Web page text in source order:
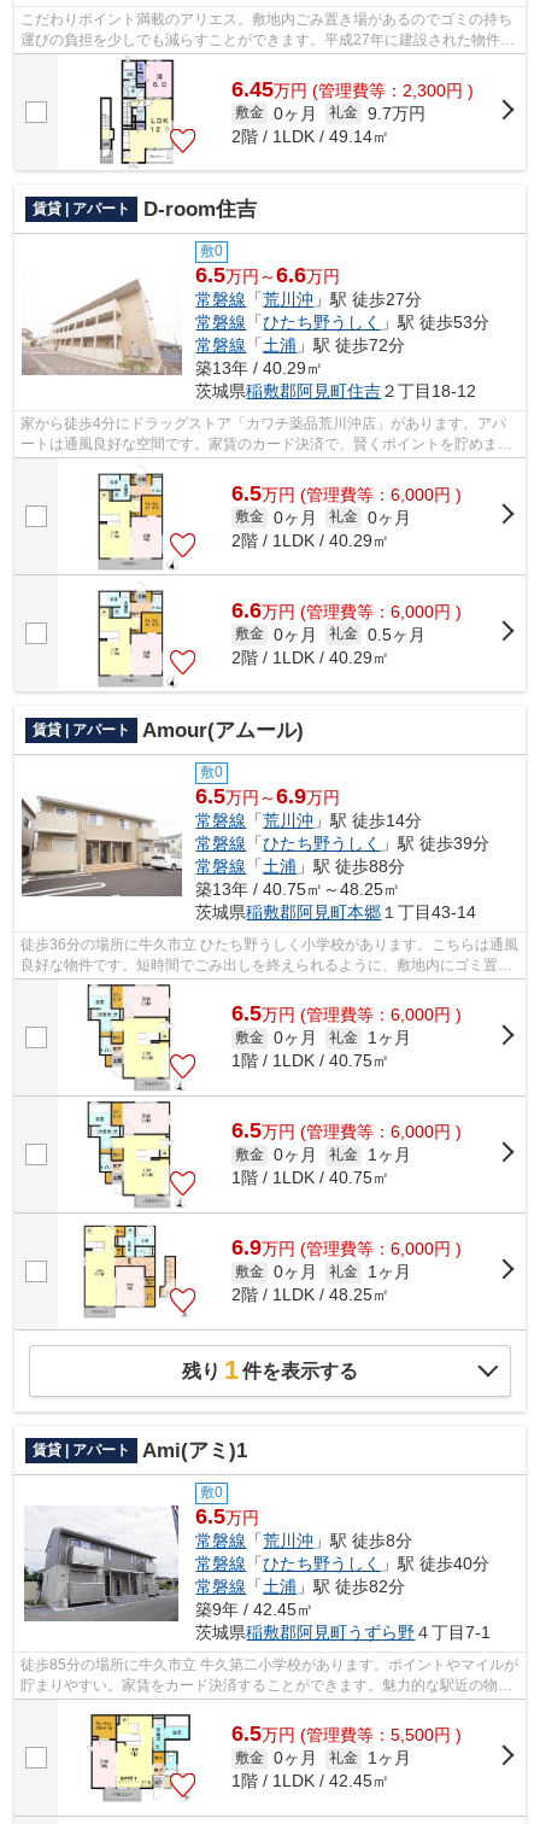
こだわりポイント満載のアリエス。敷地内ごみ置き場があるのでゴミの持ち
運びの負担を少しでも減らすことができます。平成27年に建設された物件で
す。最上階のアパートです。アパート...
6.45万円 (管理費等：2,300円 )
敷金 0ヶ月 礼金 9.7万円
2階 / 1LDK / 49.14㎡
賃貸 | アパート D-room住吉
敷0
6.5万円～6.6万円
常磐線 「荒川沖 」駅 徒歩27分
常磐線 「ひたち野うしく
」駅 徒歩53分
常磐線 「土浦 」駅 徒歩72分
築13年 / 40.29㎡
茨城県稲敷郡阿見町住吉２丁目18-12
家から徒歩4分にドラッグストア「カワチ薬品荒川沖店」があります。アパ
ートは通風良好な空間です。家賃のカード決済で、賢くポイントを貯めませ
んか。こちらの物件はアパートです。稲...
6.5万円 (管理費等：6,000円 )
敷金 0ヶ月 礼金 0ヶ月
2階 / 1LDK / 40.29㎡
6.6万円 (管理費等：6,000円 )
敷金 0ヶ月 礼金 0.5ヶ月
2階 / 1LDK / 40.29㎡
賃貸 | アパート Amour(アムール)
敷0
6.5万円～6.9万円
常磐線 「荒川沖 」駅 徒歩14分
常磐線 「ひたち野うしく
」駅 徒歩39分
常磐線 「土浦 」駅 徒歩88分
築13年 / 40.75㎡～48.25㎡
茨城県稲敷郡阿見町本郷 １丁目43-14
徒歩36分の場所に牛久市立 ひたち野うしく小学校があります。こちらは通風
良好な物件です。短時間でごみ出しを終えられるように、敷地内にゴミ置き
場をつけております。こちらの物件は...
6.5万円 (管理費等：6,000円 )
敷金 0ヶ月 礼金
1ヶ月
1階 / 1LDK / 40.75㎡
6.5万円 (管理費等：6,000円 )
敷金 0ヶ月 礼金
1ヶ月
1階 / 1LDK / 40.75㎡
6.9万円 (管理費等：6,000円 )
敷金 0ヶ月 礼金
1ヶ月
2階 / 1LDK / 48.25㎡
残り 1件を表示する
賃貸 | アパート Ami(アミ)1
敷0
6.5万円
常磐線 「荒川沖 」駅 徒歩8分
常磐線 「ひたち野うしく
」駅 徒歩40分
常磐線 「土浦 」駅 徒歩82分
築9年 / 42.45㎡
茨城県稲敷郡阿見町うずら野４丁目7-1
徒歩85分の場所に牛久市立 牛久第二小学校があります。ポイントやマイルが
貯まりやすい。家賃をカード決済することができます。魅力的な駅近の物件
で、駅まで徒歩8分です。こちらの物...
6.5万円 (管理費等：5,500円 )
敷金 0ヶ月 礼金
1ヶ月
1階 / 1LDK / 42.45㎡